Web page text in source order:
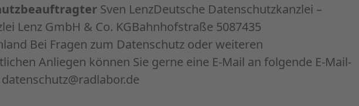
Sven LenzDeutsche Datenschutzkanzlei –
Lenz GmbH & Co. KGBahnhofstraße 5087435
Bei Fragen zum Datenschutz oder weiteren
Anliegen können Sie gerne eine E-Mail an folgende E-Mail-